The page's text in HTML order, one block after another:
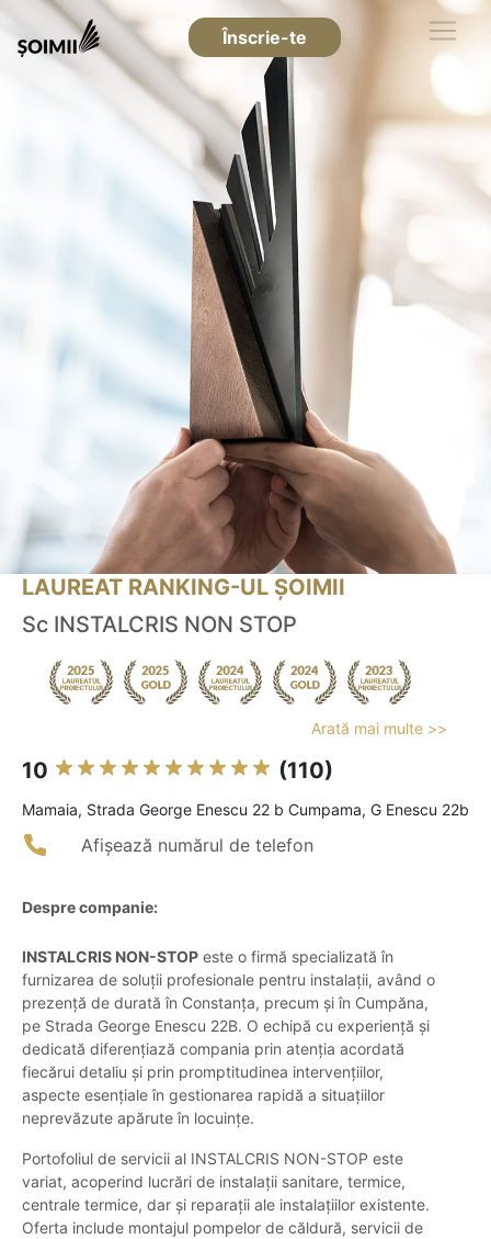
Înscrie-te
LAUREAT RANKING-UL ȘOIMII
Sc INSTALCRIS NON STOP
Arată mai multe >>
10 (110)
Mamaia, Strada George Enescu 22 b Cumpama, G Enescu 22b
Afișează numărul de telefon
Despre companie:
INSTALCRIS NON-STOP este o firmă specializată în
furnizarea de soluții profesionale pentru instalații, având o
prezență de durată în Constanța, precum și în Cumpăna,
pe Strada George Enescu 22B. O echipă cu experiență și
dedicată diferențiază compania prin atenția acordată
fiecărui detaliu și prin promptitudinea intervențiilor,
aspecte esențiale în gestionarea rapidă a situațiilor
neprevăzute apărute în locuințe.
Portofoliul de servicii al INSTALCRIS NON-STOP este
variat, acoperind lucrări de instalații sanitare, termice,
centrale termice, dar și reparații ale instalațiilor existente.
Oferta include montajul pompelor de căldură, servicii de